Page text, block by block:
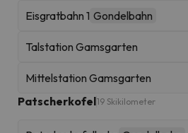
Eisgratbahn 1 Gondelbahn
Talstation Gamsgarten
Mittelstation Gamsgarten
Patscherkofel19 Skikilometer